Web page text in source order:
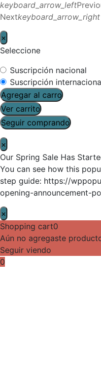
keyboard_arrow_left
Nextkeyboard_arrow_right
×
Seleccione
Suscripción nacional
Suscripción
Agregar al carro
Ver carrito
Seguir comprando
×
Our Spring Sale Has
You can see how this
step guide: https://
opening-announcement-
×
Shopping cart0
Aún no agregaste
Seguir viendo
0